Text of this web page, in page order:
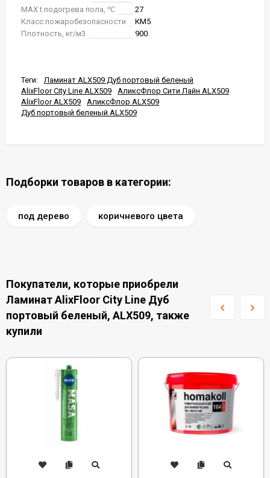
MAX t подогрева пола, ℃
27
Класс пожаробезопасности
КМ5
Плотность, кг/м3
900
Теги:
Ламинат ALX509 Дуб портовый беленый
AlixFloor City Line ALX509
АликсФлор Сити Лайн ALX509
AlixFloor ALX509
АликсФлор ALX509
Дуб портовый беленый ALX509
Подборки товаров в категории:
под дерево коричневого цвета
Покупатели, которые приобрели
Ламинат AlixFloor City Line Дуб
портовый беленый, ALX509, также
купили